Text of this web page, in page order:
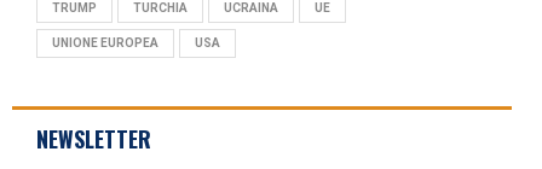
TRUMP TURCHIA UCRAINA UE
UNIONE EUROPEA USA
NEWSLETTER